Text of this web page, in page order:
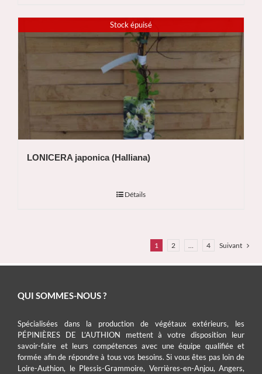
Stock épuisé
LONICERA japonica (Halliana)
Détails
1 2 … 4 Suivant
QUI SOMMES-NOUS ?
Spécialisées dans la production de végétaux extérieurs, les
PÉPINIÈRES DE L’AUTHION mettent à votre disposition leur
savoir-faire et leurs compétences avec une équipe qualifiée et
formée afin de répondre à tous vos besoins. Si vous êtes pas loin de
Loire-Authion, le Plessis-Grammoire, Verrières-en-Anjou, Angers,